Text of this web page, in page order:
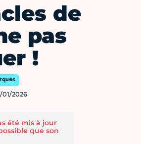
de
pas
!
2026
été mis à jour
que son